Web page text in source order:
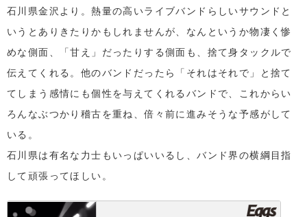
石川県金沢より。熱量の高いライブバンドらしいサウンドと
いうとありきたりかもしれませんが、なんというか物凄く惨
めな側面、「甘え」だったりする側面も、捨て身タックルで
伝えてくれる。他のバンドだったら「それはそれで」と捨て
てしまう感情にも個性を与えてくれるバンドで、これからい
ろんなぶつかり稽古を重ね、倍々前に進みそうな予感がして
いる。
石川県は有名な力士もいっぱいいるし、バンド界の横綱目指
して頑張ってほしい。